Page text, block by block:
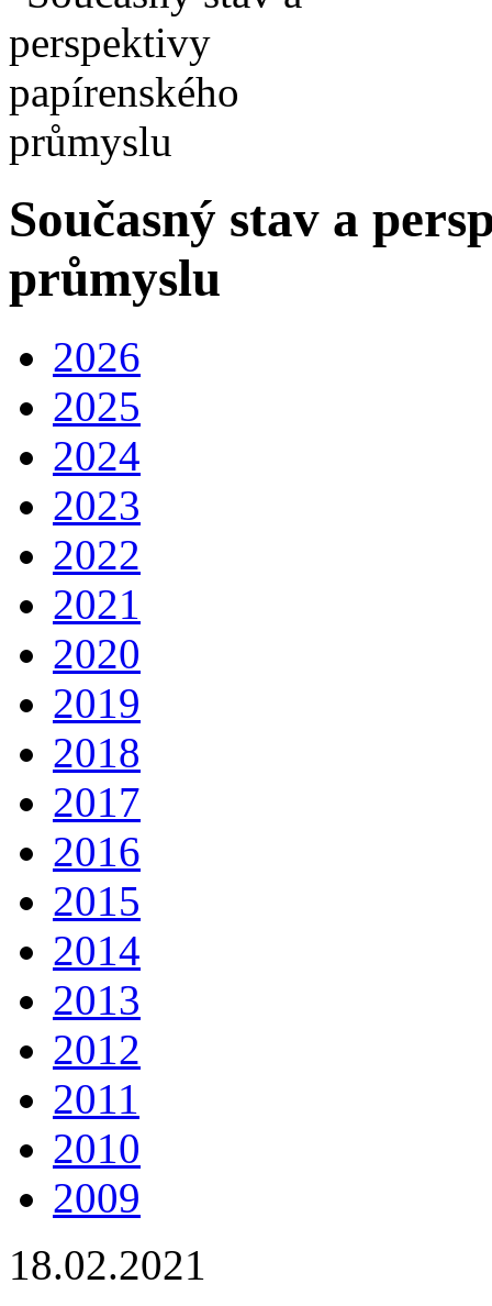
Současný stav a
průmyslu
2026
2025
2024
2023
2022
2021
2020
2019
2018
2017
2016
2015
2014
2013
2012
2011
2010
2009
18.02.2021